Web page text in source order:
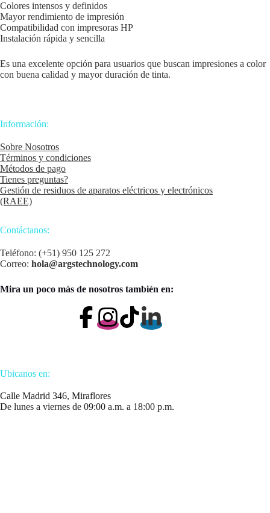
Colores intensos y definidos
Mayor rendimiento de impresión
Compatibilidad con impresoras HP
Instalación rápida y sencilla
Es una excelente opción para usuarios que buscan impresiones a color
con buena calidad y mayor duración de tinta.
Información:
Sobre Nosotros
Términos y condiciones
Métodos de pago
Tienes preguntas?
Gestión de residuos de aparatos eléctricos y electrónicos
(RAEE)
Contáctanos:
Teléfono: (+51) 950 125 272
Correo: hola@argstechnology.com
Mira un poco más de nosotros también en:
Ubicanos en:
Calle Madrid 346, Miraflores
De lunes a viernes de 09:00 a.m. a 18:00 p.m.